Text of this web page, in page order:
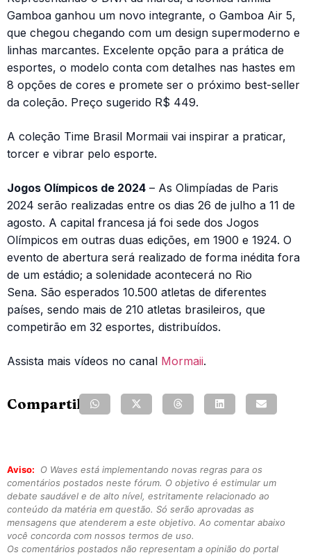
Gamboa ganhou um novo integrante, o Gamboa Air 5,
que chegou chegando com um design supermoderno e
linhas marcantes. Excelente opção para a prática de
esportes, o modelo conta com detalhes nas hastes em
8 opções de cores e promete ser o próximo best-seller
da coleção. Preço sugerido R$ 449.
A coleção Time Brasil Mormaii vai inspirar a praticar,
torcer e vibrar pelo esporte.
Jogos Olímpicos de 2024 – As Olimpíadas de Paris
2024 serão realizadas entre os dias 26 de julho a 11 de
agosto. A capital francesa já foi sede dos Jogos
Olímpicos em outras duas edições, em 1900 e 1924. O
evento de abertura será realizado de forma inédita fora
de um estádio; a solenidade acontecerá no Rio
Sena. São esperados 10.500 atletas de diferentes
países, sendo mais de 210 atletas brasileiros, que
competirão em 32 esportes, distribuídos.
Assista mais vídeos no canal Mormaii.
Compartilhe:
Aviso:
O Waves está implementando novas regras para os
comentários postados neste fórum. O objetivo é estimular um
debate saudável e de alto nível, estritamente relacionado ao
conteúdo da matéria em questão. Só serão aprovadas as
mensagens que atenderem a este objetivo. Ao comentar abaixo
você concorda com nossos termos de uso.
Os comentários postados não representam a opinião do portal